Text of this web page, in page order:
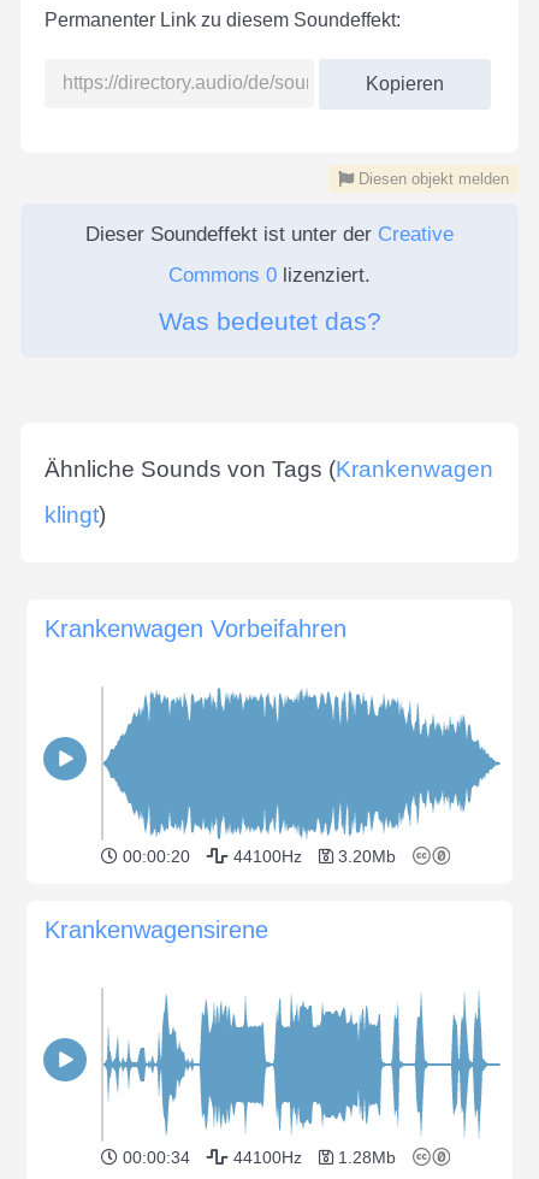
Permanenter Link zu diesem Soundeffekt:
Kopieren
Diesen objekt melden
Dieser Soundeffekt ist unter der Creative
Commons 0 lizenziert.
Was bedeutet das?
Ähnliche Sounds von Tags (Krankenwagen
klingt)
Krankenwagen Vorbeifahren
00:00:20 44100Hz 3.20Mb
Krankenwagensirene
00:00:34 44100Hz 1.28Mb